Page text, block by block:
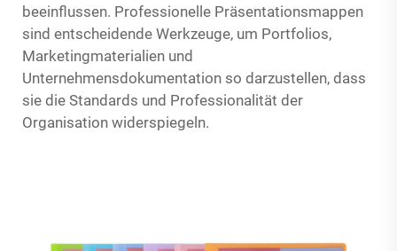
beeinflussen. Professionelle Präsentationsmappen
sind entscheidende Werkzeuge, um Portfolios,
Marketingmaterialien und
Unternehmensdokumentation so darzustellen, dass
sie die Standards und Professionalität der
Organisation widerspiegeln.